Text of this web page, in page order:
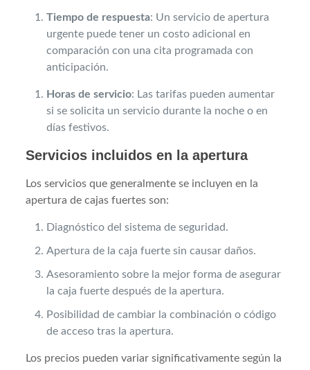
Tiempo de respuesta: Un servicio de apertura
urgente puede tener un costo adicional en
comparación con una cita programada con
anticipación.
Horas de servicio: Las tarifas pueden aumentar
si se solicita un servicio durante la noche o en
días festivos.
Servicios incluidos en la apertura
Los servicios que generalmente se incluyen en la
apertura de cajas fuertes son:
Diagnóstico del sistema de seguridad.
Apertura de la caja fuerte sin causar daños.
Asesoramiento sobre la mejor forma de asegurar
la caja fuerte después de la apertura.
Posibilidad de cambiar la combinación o código
de acceso tras la apertura.
Los precios pueden variar significativamente según la